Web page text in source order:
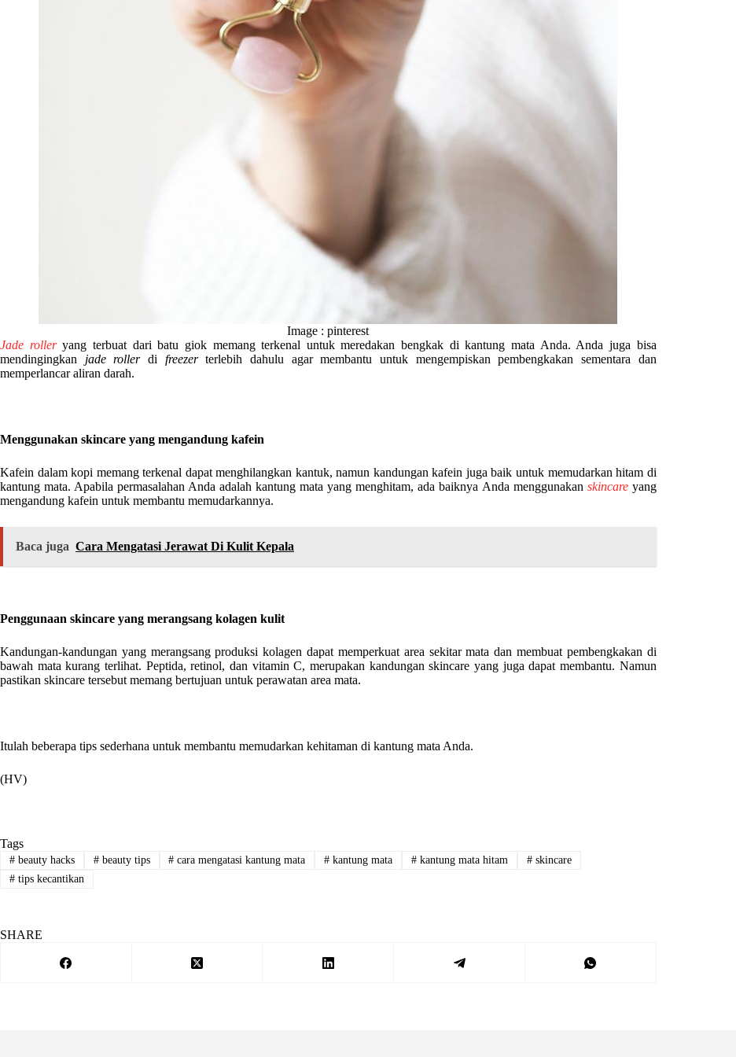
Image : pinterest
Jade roller yang terbuat dari batu giok memang terkenal untuk meredakan bengkak di kantung mata Anda. Anda juga bisa
mendingingkan jade rollerdi freezerterlebih dahulu agar membantu untuk mengempiskan pembengkakan sementara dan
memperlancar aliran darah.
Menggunakan skincare yang mengandung kafein
Kafein dalam kopi memang terkenal dapat menghilangkan kantuk, namun kandungan kafein juga baik untuk memudarkan hitam di
kantung mata. Apabila permasalahan Anda adalah kantung mata yang menghitam, ada baiknya Anda menggunakan skincare yang
mengandung kafein untuk membantu memudarkannya.
Baca juga Cara Mengatasi Jerawat Di Kulit Kepala
Penggunaan skincare yang merangsang kolagen kulit
Kandungan-kandungan yang merangsang produksi kolagen dapat memperkuat area sekitar mata dan membuat pembengkakan di
bawah mata kurang terlihat. Peptida, retinol, dan vitamin C, merupakan kandungan skincare yang juga dapat membantu. Namun
pastikan skincare tersebut memang bertujuan untuk perawatan area mata.
Itulah beberapa tips sederhana untuk membantu memudarkan kehitaman di kantung mata Anda.
(HV)
Tags
#beauty hacks #beauty tips # cara mengatasi kantung mata # kantung mata # kantung mata hitam #skincare
#tips kecantikan
SHARE